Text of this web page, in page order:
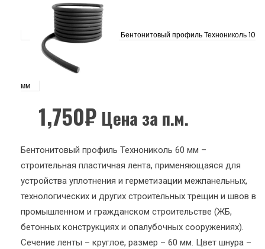
Бентонитовый профиль Технониколь 10
мм
1,750₽ Цена за п.м.
Бентонитовый профиль Технониколь 60 мм –
строительная пластичная лента, применяющаяся для
устройства уплотнения и герметизации межпанельных,
технологических и других строительных трещин и швов в
промышленном и гражданском строительстве (ЖБ,
бетонных конструкциях и опалубочных сооружениях).
Сечение ленты – круглое, размер – 60 мм. Цвет шнура –